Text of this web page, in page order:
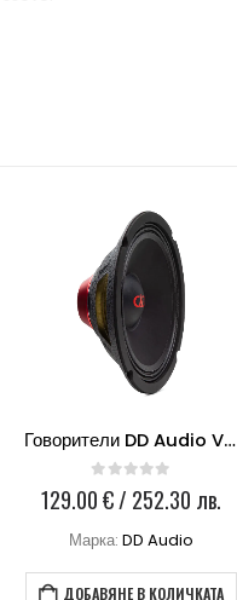
Говорители DD Audio VO-MN6.5
0 out of 5
129.00€/ 252.30 лв.
Марка: DD Audio
ДОБАВЯНЕ В КОЛИЧКАТА